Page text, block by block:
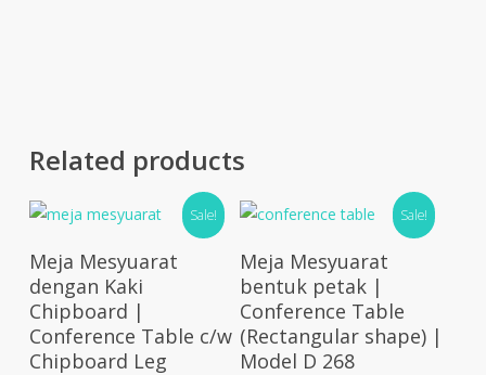
Related products
Sale!
Select Options
Meja Mesyuarat
dengan Kaki
Chipboard |
Conference Table c/w
Chipboard Leg
Sale!
Add To Cart
Meja Mesyuarat
bentuk petak |
Conference Table
(Rectangular shape) |
Model D 268